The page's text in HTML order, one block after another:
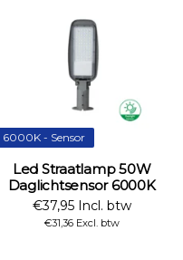
6000K - Sensor
Led Straatlamp 50W
Daglichtsensor 6000K
€37,95 Incl. btw
€31,36 Excl. btw